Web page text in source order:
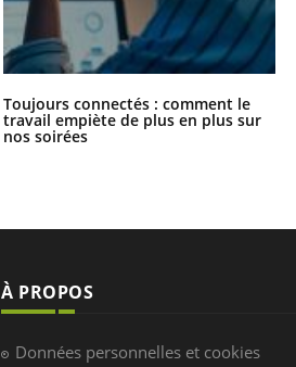
Toujours connectés : comment le
travail empiète de plus en plus sur
nos soirées
À PROPOS
Données personnelles et cookies